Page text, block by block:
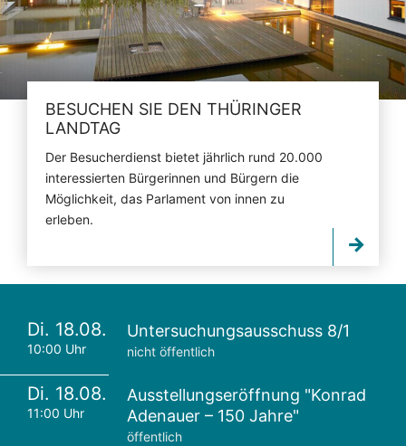
BESUCHEN SIE DEN THÜRINGER
LANDTAG
Der Besucherdienst bietet jährlich rund 20.000
interessierten Bürgerinnen und Bürgern die
Möglichkeit, das Parlament von innen zu
erleben.
Di. 18.08.
10:00 Uhr
Untersuchungsausschuss 8/1
nicht öffentlich
Di. 18.08.
11:00 Uhr
Ausstellungseröffnung "Konrad
Adenauer – 150 Jahre"
öffentlich